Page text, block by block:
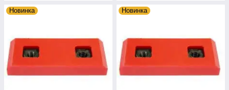
Новинка Новинка